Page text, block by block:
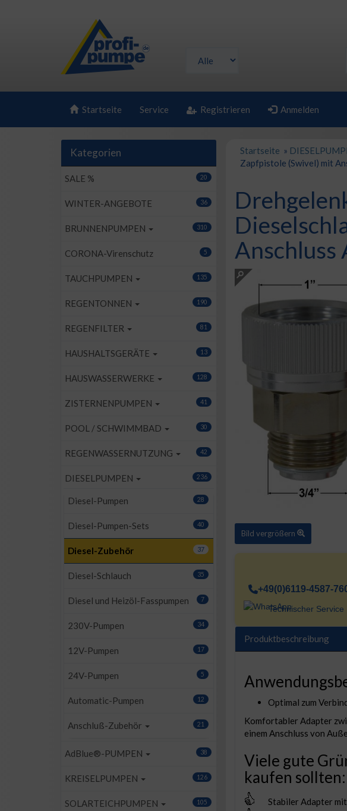
Startseite Service Registrieren Anmelden
Kategorien
SALE % 20
WINTER-ANGEBOTE 36
BRUNNENPUMPEN 310
CORONA-Virenschutz 5
TAUCHPUMPEN 135
REGENTONNEN 190
REGENFILTER 81
HAUSHALTSGERÄTE 13
HAUSWASSERWERKE 128
ZISTERNENPUMPEN 41
POOL / SCHWIMMBAD 30
REGENWASSERNUTZUNG 42
DIESELPUMPEN 236
Diesel-Pumpen 28
Diesel-Pumpen-Sets 40
Diesel-Zubehör 37
Diesel-Schlauch 35
Diesel und Heizöl-Fasspumpen 7
230V-Pumpen 34
12V-Pumpen 17
24V-Pumpen 5
Automatic-Pumpen 12
Anschluß-Zubehör 21
AdBlue®-PUMPEN 38
KREISELPUMPEN 126
SOLARTEICHPUMPEN 105
Startseite »
Zapfpistole (Swivel) mit
Anschluss
Bild vergrößern
+49(0)6119-4587-
Technischer Service
Produktbeschreibung
Optimal zum
Komfortabler Adapter
einem Anschluss von
Viele gute
kaufen sollten:
Stabiler Adapter